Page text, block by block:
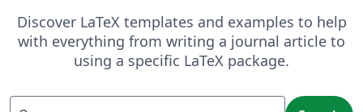
Discover LaTeX templates and examples to help
with everything from writing a journal article to
using a specific LaTeX package.